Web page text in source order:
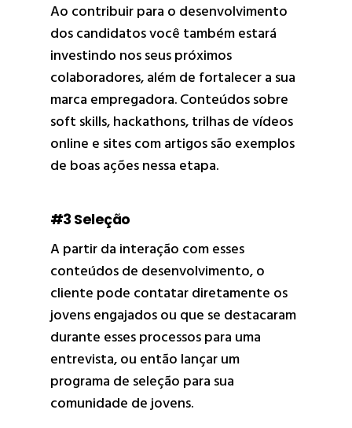
Ao contribuir para o desenvolvimento
dos candidatos você também estará
investindo nos seus próximos
colaboradores, além de fortalecer a sua
marca empregadora. Conteúdos sobre
soft skills, hackathons, trilhas de vídeos
online e sites com artigos são exemplos
de boas ações nessa etapa.
#3 Seleção
A partir da interação com esses
conteúdos de desenvolvimento, o
cliente pode contatar diretamente os
jovens engajados ou que se destacaram
durante esses processos para uma
entrevista, ou então lançar um
programa de seleção para sua
comunidade de jovens.